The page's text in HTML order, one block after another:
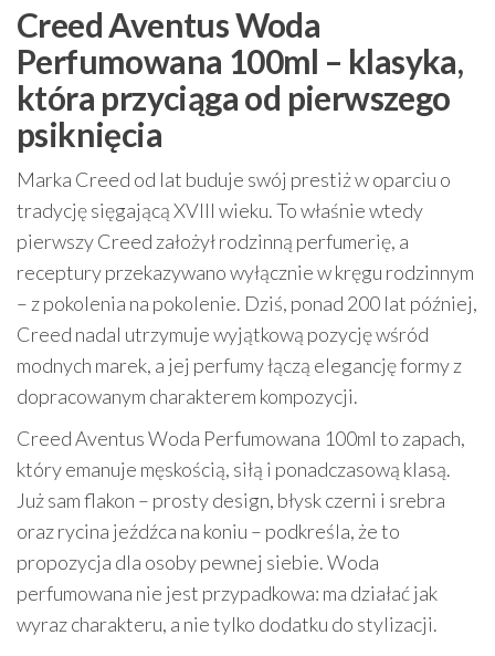
Creed Aventus Woda
Perfumowana 100ml – klasyka,
która przyciąga od pierwszego
psiknięcia
Marka Creed od lat buduje swój prestiż w oparciu o
tradycję sięgającą XVIII wieku. To właśnie wtedy
pierwszy Creed założył rodzinną perfumerię, a
receptury przekazywano wyłącznie w kręgu rodzinnym
– z pokolenia na pokolenie. Dziś, ponad 200 lat później,
Creed nadal utrzymuje wyjątkową pozycję wśród
modnych marek, a jej perfumy łączą elegancję formy z
dopracowanym charakterem kompozycji.
Creed Aventus Woda Perfumowana 100ml to zapach,
który emanuje męskością, siłą i ponadczasową klasą.
Już sam flakon – prosty design, błysk czerni i srebra
oraz rycina jeźdźca na koniu – podkreśla, że to
propozycja dla osoby pewnej siebie. Woda
perfumowana nie jest przypadkowa: ma działać jak
wyraz charakteru, a nie tylko dodatku do stylizacji.